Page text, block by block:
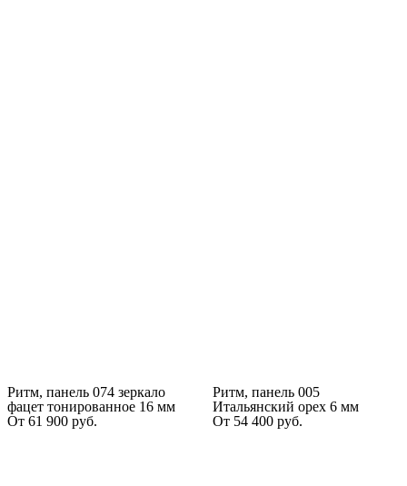
Ритм, панель 074 зеркало
фацет тонированное 16 мм
От 61 900 руб.
Ритм, панель 005
Итальянский орех 6 мм
От 54 400 руб.